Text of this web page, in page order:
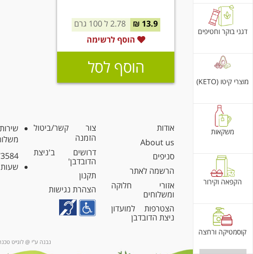
דגני בוקר וחטיפים
מוצרי קיטו (KETO)
משקאות
הקפאה וקירור
קוסמטיקה ורחצה
13.9 ₪
2.78 ל 100 גרם
הוסף לרשימה
הוסף לסל
אודות
About us
סניפים
הרשמה לאתר
אזורי חלוקה
ומשלוחים
הצטרפות למועדון
ניצת הדובדבן
צור קשר/ביטול
הזמנה
דרושים ב'ניצת
הדובדבן'
תקנון
הצהרת נגישות
שעות
נבנה ע"י @ לוגייט